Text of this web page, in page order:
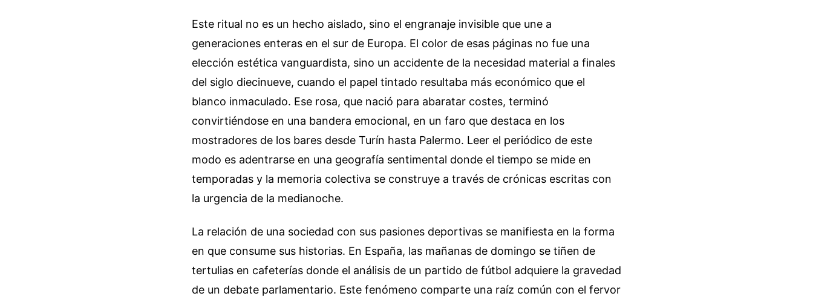
Este ritual no es un hecho aislado, sino el engranaje invisible que une a
generaciones enteras en el sur de Europa. El color de esas páginas no fue una
elección estética vanguardista, sino un accidente de la necesidad material a finales
del siglo diecinueve, cuando el papel tintado resultaba más económico que el
blanco inmaculado. Ese rosa, que nació para abaratar costes, terminó
convirtiéndose en una bandera emocional, en un faro que destaca en los
mostradores de los bares desde Turín hasta Palermo. Leer el periódico de este
modo es adentrarse en una geografía sentimental donde el tiempo se mide en
temporadas y la memoria colectiva se construye a través de crónicas escritas con
la urgencia de la medianoche.
La relación de una sociedad con sus pasiones deportivas se manifiesta en la forma
en que consume sus historias. En España, las mañanas de domingo se tiñen de
tertulias en cafeterías donde el análisis de un partido de fútbol adquiere la gravedad
de un debate parlamentario. Este fenómeno comparte una raíz común con el fervor